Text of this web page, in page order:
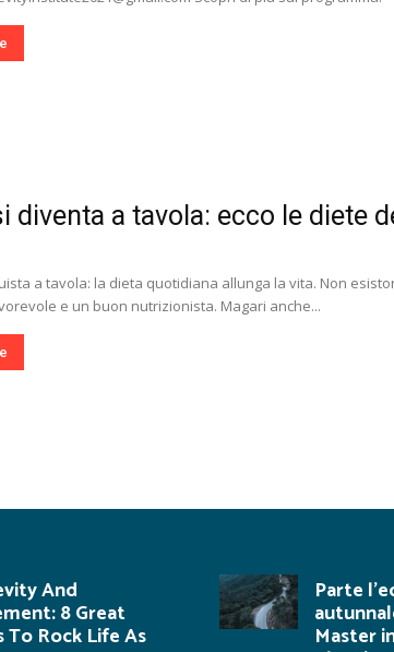
diventa a tavola: ecco le diete
a tavola: la dieta quotidiana allunga la vita. Non
e un buon nutrizionista. Magari anche...
And
8 Great
To Rock Life As
Parte
Master